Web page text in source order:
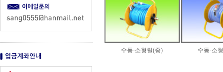
수동-소형릴(중) 수동-소